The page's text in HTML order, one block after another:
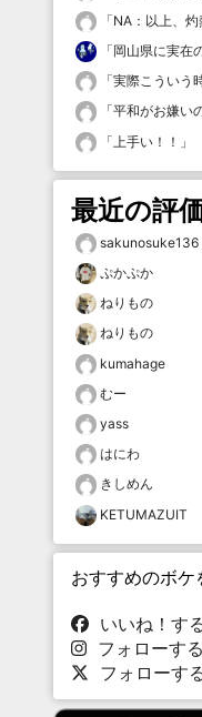
「NA：以上、
「岡山県に実在
「実際こういう
「平和がお嫌い
「 上手い！！ 」
最近の評
sakunosuke136
ぷかぷか
ねりもの
ねりもの
kumahage
むー
yass
はにわ
きしめん
KETUMAZUIT
おすすめのボケ
いいね！す
フォローする
フォローす